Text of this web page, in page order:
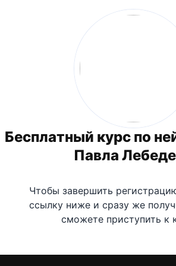
Бесплатный курс по
Павла
Чтобы завершить
ссылку ниже и сразу же
сможете приступить к